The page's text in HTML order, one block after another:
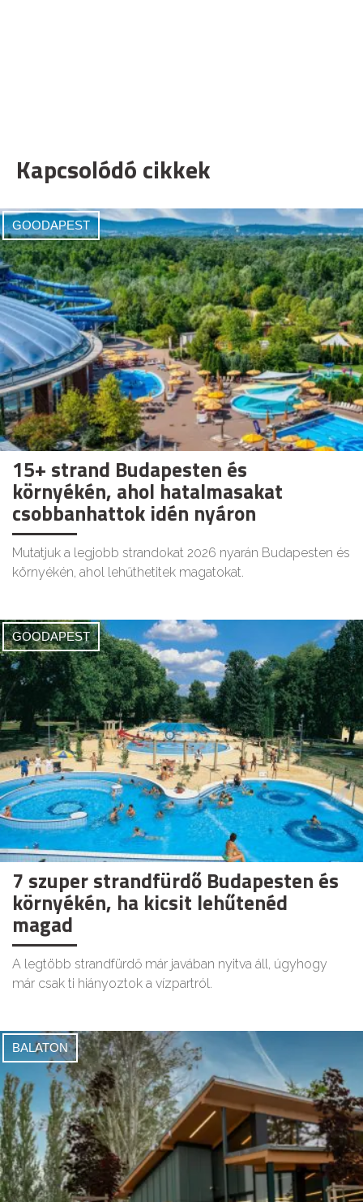
Kapcsolódó cikkek
GOODAPEST
15+ strand Budapesten és
környékén, ahol hatalmasakat
csobbanhattok idén nyáron
Mutatjuk a legjobb strandokat 2026 nyarán Budapesten és
környékén, ahol lehűthetitek magatokat.
GOODAPEST
7 szuper strandfürdő Budapesten és
környékén, ha kicsit lehűtenéd
magad
A legtöbb strandfürdő már javában nyitva áll, úgyhogy
már csak ti hiányoztok a vízpartról.
BALATON